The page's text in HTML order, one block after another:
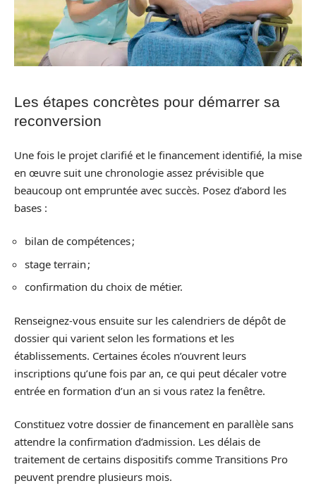
Les étapes concrètes pour démarrer sa
reconversion
Une fois le projet clarifié et le financement identifié, la mise
en œuvre suit une chronologie assez prévisible que
beaucoup ont empruntée avec succès. Posez d’abord les
bases :
bilan de compétences ;
stage terrain ;
confirmation du choix de métier.
Renseignez-vous ensuite sur les calendriers de dépôt de
dossier qui varient selon les formations et les
établissements. Certaines écoles n’ouvrent leurs
inscriptions qu’une fois par an, ce qui peut décaler votre
entrée en formation d’un an si vous ratez la fenêtre.
Constituez votre dossier de financement en parallèle sans
attendre la confirmation d’admission. Les délais de
traitement de certains dispositifs comme Transitions Pro
peuvent prendre plusieurs mois.